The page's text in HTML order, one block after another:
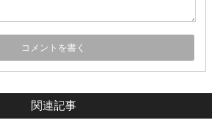
関連記事